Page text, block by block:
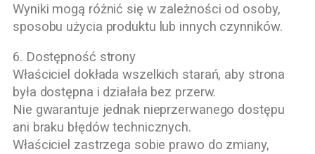
Wyniki mogą różnić się w zależności od osoby,
sposobu użycia produktu lub innych czynników.
6. Dostępność strony
Właściciel dokłada wszelkich starań, aby strona
była dostępna i działała bez przerw.
Nie gwarantuje jednak nieprzerwanego dostępu
ani braku błędów technicznych.
Właściciel zastrzega sobie prawo do zmiany,